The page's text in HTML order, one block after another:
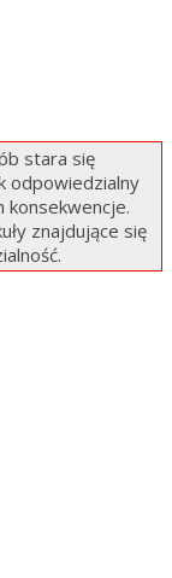
stara się
odpowiedzialny
konsekwencje.
znajdujące się